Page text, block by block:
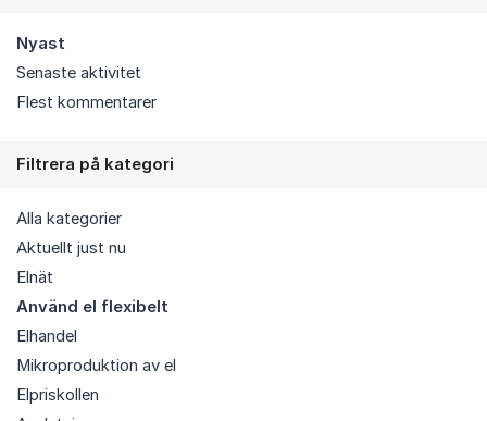
Nyast
Senaste aktivitet
Flest kommentarer
Filtrera på kategori
Alla kategorier
Aktuellt just nu
Elnät
Använd el flexibelt
Elhandel
Mikroproduktion av el
Elpriskollen